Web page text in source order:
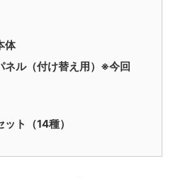
体
ネル（付け替え用）※今回
ト（14種）